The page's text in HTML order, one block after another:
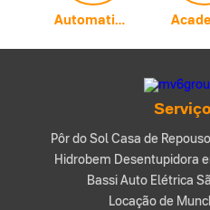
Automatização Comercial
Pôr do Sol Casa de
Hidrobem Desentupidora
Bassi Auto Elétrica
Locação de